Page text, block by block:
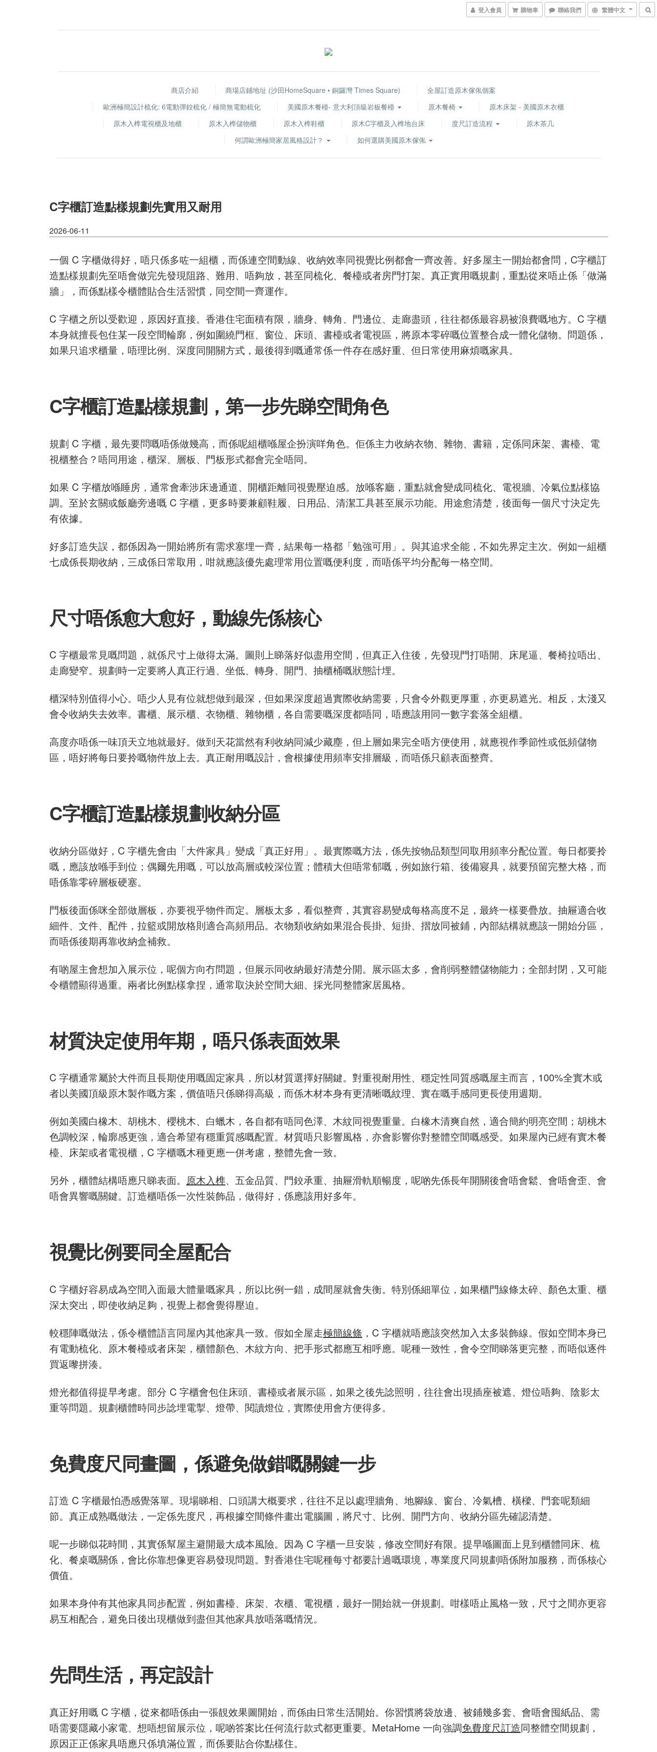
登入會員 購物車 聯絡我們 繁體中文
商店介紹 商場店鋪地址 (沙田HomeSquare • 銅鑼灣 Times Square)
全屋訂造原木傢俬個案
歐洲極簡設計梳化: 6電動彈鉸梳化 / 極簡無電動梳化
美國原木餐檯- 意大利頂級岩板餐檯 原木餐椅
原木床架 - 美國原木衣櫃
原木入榫電視櫃及地櫃
原木入榫儲物櫃 原木入榫鞋櫃 原木C字櫃及入榫地台床 度尺訂造流程
原木茶几
何謂歐洲極簡家居風格設計？
如何選購美國原木傢俬
C字櫃訂造點樣規劃先實用又耐用
2026-06-11
一個 C 字櫃做得好，唔只係多咗一組櫃，而係連空間動線、收納效率同視覺比例都會一齊改善。好多屋主一開始都會問，C字櫃訂
造點樣規劃先至唔會做完先發現阻路、難用、唔夠放，甚至同梳化、餐檯或者房門打架。真正實用嘅規劃，重點從來唔止係「做滿
牆」，而係點樣令櫃體貼合生活習慣，同空間一齊運作。
C 字櫃之所以受歡迎，原因好直接。香港住宅面積有限，牆身、轉角、門邊位、走廊盡頭，往往都係最容易被浪費嘅地方。C 字櫃
本身就擅長包住某一段空間輪廓，例如圍繞門框、窗位、床頭、書檯或者電視區，將原本零碎嘅位置整合成一體化儲物。問題係，
如果只追求櫃量，唔理比例、深度同開關方式，最後得到嘅通常係一件存在感好重、但日常使用麻煩嘅家具。
C字櫃訂造點樣規劃，第一步先睇空間角色
規劃 C 字櫃，最先要問嘅唔係做幾高，而係呢組櫃喺屋企扮演咩角色。佢係主力收納衣物、雜物、書籍，定係同床架、書檯、電
視櫃整合？唔同用途，櫃深、層板、門板形式都會完全唔同。
如果 C 字櫃放喺睡房，通常會牽涉床邊通道、開櫃距離同視覺壓迫感。放喺客廳，重點就會變成同梳化、電視牆、冷氣位點樣協
調。至於玄關或飯廳旁邊嘅 C 字櫃，更多時要兼顧鞋履、日用品、清潔工具甚至展示功能。用途愈清楚，後面每一個尺寸決定先
有依據。
好多訂造失誤，都係因為一開始將所有需求塞埋一齊，結果每一格都「勉強可用」。與其追求全能，不如先界定主次。例如一組櫃
七成係長期收納，三成係日常取用，咁就應該優先處理常用位置嘅便利度，而唔係平均分配每一格空間。
尺寸唔係愈大愈好，動線先係核心
C 字櫃最常見嘅問題，就係尺寸上做得太滿。圖則上睇落好似盡用空間，但真正入住後，先發現門打唔開、床尾逼、餐椅拉唔出、
走廊變窄。規劃時一定要將人真正行過、坐低、轉身、開門、抽櫃桶嘅狀態計埋。
櫃深特別值得小心。唔少人見有位就想做到最深，但如果深度超過實際收納需要，只會令外觀更厚重，亦更易遮光。相反，太淺又
會令收納失去效率。書櫃、展示櫃、衣物櫃、雜物櫃，各自需要嘅深度都唔同，唔應該用同一數字套落全組櫃。
高度亦唔係一味頂天立地就最好。做到天花當然有利收納同減少藏塵，但上層如果完全唔方便使用，就應視作季節性或低頻儲物
區，唔好將每日要拎嘅物件放上去。真正耐用嘅設計，會根據使用頻率安排層級，而唔係只顧表面整齊。
C字櫃訂造點樣規劃收納分區
收納分區做好，C 字櫃先會由「大件家具」變成「真正好用」。最實際嘅方法，係先按物品類型同取用頻率分配位置。每日都要拎
嘅，應該放喺手到位；偶爾先用嘅，可以放高層或較深位置；體積大但唔常郁嘅，例如旅行箱、後備寢具，就要預留完整大格，而
唔係靠零碎層板硬塞。
門板後面係咪全部做層板，亦要視乎物件而定。層板太多，看似整齊，其實容易變成每格高度不足，最終一樣要疊放。抽屜適合收
細件、文件、配件，拉籃或開放格則適合高頻用品。衣物類收納如果混合長掛、短掛、摺放同被鋪，內部結構就應該一開始分區，
而唔係後期再靠收納盒補救。
有啲屋主會想加入展示位，呢個方向冇問題，但展示同收納最好清楚分開。展示區太多，會削弱整體儲物能力；全部封閉，又可能
令櫃體顯得過重。兩者比例點樣拿捏，通常取決於空間大細、採光同整體家居風格。
材質決定使用年期，唔只係表面效果
C 字櫃通常屬於大件而且長期使用嘅固定家具，所以材質選擇好關鍵。對重視耐用性、穩定性同質感嘅屋主而言，100%全實木或
者以美國頂級原木製作嘅方案，價值唔只係睇得高級，而係木材本身有更清晰嘅紋理、實在嘅手感同更長使用週期。
例如美國白橡木、胡桃木、櫻桃木、白蠟木，各自都有唔同色澤、木紋同視覺重量。白橡木清爽自然，適合簡約明亮空間；胡桃木
色調較深，輪廓感更強，適合希望有穩重質感嘅配置。材質唔只影響風格，亦會影響你對整體空間嘅感受。如果屋內已經有實木餐
檯、床架或者電視櫃，C 字櫃嘅木種更應一併考慮，整體先會一致。
另外，櫃體結構唔應只睇表面。 原木入榫、五金品質、門鉸承重、抽屜滑軌順暢度，呢啲先係長年開關後會唔會鬆、會唔會歪、會
唔會異響嘅關鍵。訂造櫃唔係一次性裝飾品，做得好，係應該用好多年。
視覺比例要同全屋配合
C 字櫃好容易成為空間入面最大體量嘅家具，所以比例一錯，成間屋就會失衡。特別係細單位，如果櫃門線條太碎、顏色太重、櫃
深太突出，即使收納足夠，視覺上都會覺得壓迫。
較穩陣嘅做法，係令櫃體語言同屋內其他家具一致。假如全屋走極簡線條 ，C 字櫃就唔應該突然加入太多裝飾線。假如空間本身已
有電動梳化、原木餐檯或者床架，櫃體顏色、木紋方向、把手形式都應互相呼應。呢種一致性，會令空間睇落更完整，而唔似逐件
買返嚟拼湊。
燈光都值得提早考慮。部分 C 字櫃會包住床頭、書檯或者展示區，如果之後先諗照明，往往會出現插座被遮、燈位唔夠、陰影太
重等問題。規劃櫃體時同步諗埋電掣、燈帶、閱讀燈位，實際使用會方便得多。
免費度尺同畫圖，係避免做錯嘅關鍵一步
訂造 C 字櫃最怕憑感覺落單。現場睇相、口頭講大概要求，往往不足以處理牆角、地腳線、窗台、冷氣槽、橫樑、門套呢類細
節。真正成熟嘅做法，一定係先度尺，再根據空間條件畫出電腦圖，將尺寸、比例、開門方向、收納分區先確認清楚。
呢一步睇似花時間，其實係幫屋主避開最大成本風險。因為 C 字櫃一旦安裝，修改空間好有限。提早喺圖面上見到櫃體同床、梳
化、餐桌嘅關係，會比你靠想像更容易發現問題。對香港住宅呢種每寸都要計過嘅環境，專業度尺同規劃唔係附加服務，而係核心
價值。
如果本身仲有其他家具同步配置，例如書檯、床架、衣櫃、電視櫃，最好一開始就一併規劃。咁樣唔止風格一致，尺寸之間亦更容
易互相配合，避免日後出現櫃做到盡但其他家具放唔落嘅情況。
先問生活，再定設計
真正好用嘅 C 字櫃，從來都唔係由一張靚效果圖開始，而係由日常生活開始。你習慣將袋放邊、被鋪幾多套、會唔會囤紙品、需
唔需要隱藏小家電、想唔想留展示位，呢啲答案比任何流行款式都更重要。MetaHome 一向強調免費度尺訂造同整體空間規劃，
原因正正係家具唔應只係填滿位置，而係要貼合你點樣住。